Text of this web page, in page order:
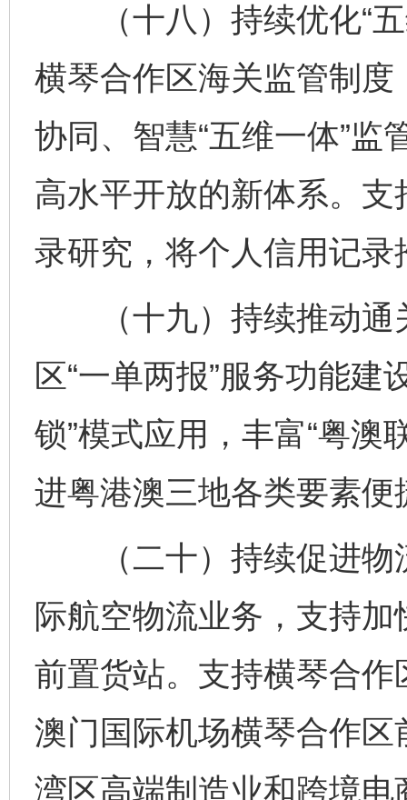
（十八）持续优化“五
横琴合作区海关监管制
协同、智慧“五维一体”监
高水平开放的新体系。
录研究，将个人信用记
（十九）持续推动通
区“一单两报”服务功能建
锁”模式应用，丰富“粤澳
进粤港澳三地各类要素便
（二十）持续促进物
际航空物流业务，支持
前置货站。支持横琴合
澳门国际机场横琴合作
湾区高端制造业和跨境